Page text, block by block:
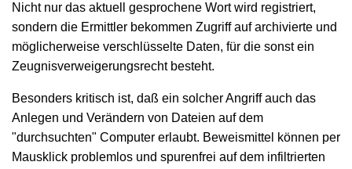
Nicht nur das aktuell gesprochene Wort wird registriert,
sondern die Ermittler bekommen Zugriff auf archivierte und
möglicherweise verschlüsselte Daten, für die sonst ein
Zeugnisverweigerungsrecht besteht.
Besonders kritisch ist, daß ein solcher Angriff auch das
Anlegen und Verändern von Dateien auf dem
"durchsuchten" Computer erlaubt. Beweismittel können per
Mausklick problemlos und spurenfrei auf dem infiltrierten